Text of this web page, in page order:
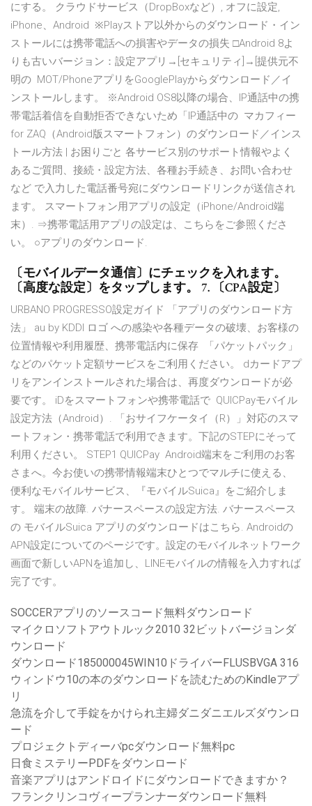
にする。 クラウドサービス（DropBoxなど）, オフに設定,
iPhone、Android ※Playストア以外からのダウンロード・イン
ストールには携帯電話への損害やデータの損失 □Android 8よ
りも古いバージョン：設定アプリ→[セキュリティ]→[提供元不
明の MOT/PhoneアプリをGooglePlayからダウンロード／イ
ンストールします。 ※Android OS8以降の場合、IP通話中の携
帯電話着信を自動拒否できないため「IP通話中の マカフィー
for ZAQ（Android版スマートフォン）のダウンロード／インス
トール方法 | お困りごと 各サービス別のサポート情報やよく
あるご質問、接続・設定方法、各種お手続き、お問い合わせ
など で入力した電話番号宛にダウンロードリンクが送信され
ます。 スマートフォン用アプリの設定（iPhone/Android端
末）. ⇒携帯電話用アプリの設定は、こちらをご参照くださ
い。 ○アプリのダウンロード.
〔モバイルデータ通信〕にチェックを入れます。
〔高度な設定〕をタップします。 7. 〔CPA設定〕
URBANO PROGRESSO設定ガイド 「アプリのダウンロード方
法」 au by KDDI ロゴ への感染や各種データの破壊、お客様の
位置情報や利用履歴、携帯電話内に保存 「パケットパック」
などのパケット定額サービスをご利用ください。 dカードアプ
リをアンインストールされた場合は、再度ダウンロードが必
要です。 iDをスマートフォンや携帯電話で QUICPayモバイル
設定方法（Android）. 「おサイフケータイ（R）」対応のスマ
ートフォン・携帯電話で利用できます。下記のSTEPにそって
利用ください。 STEP1 QUICPay Android端末をご利用のお客
さまへ。今お使いの携帯情報端末ひとつでマルチに使える、
便利なモバイルサービス、『モバイルSuica』をご紹介しま
す。 端末の故障. バナースペースの設定方法. バナースペース
の モバイルSuica アプリのダウンロードはこちら. Androidの
APN設定についてのページです。設定のモバイルネットワーク
画面で新しいAPNを追加し、LINEモバイルの情報を入力すれば
完了です。
SOCCERアプリのソースコード無料ダウンロード
マイクロソフトアウトルック2010 32ビットバージョンダ
ウンロード
ダウンロード185000045WIN10ドライバーFLUSBVGA 316
ウィンドウ10の本のダウンロードを読むためのKindleアプ
リ
急流を介して手錠をかけられ主婦ダニダニエルズダウンロ
ード
プロジェクトディーバpcダウンロード無料pc
日食ミステリーPDFをダウンロード
音楽アプリはアンドロイドにダウンロードできますか？
フランクリンコヴィープランナーダウンロード無料